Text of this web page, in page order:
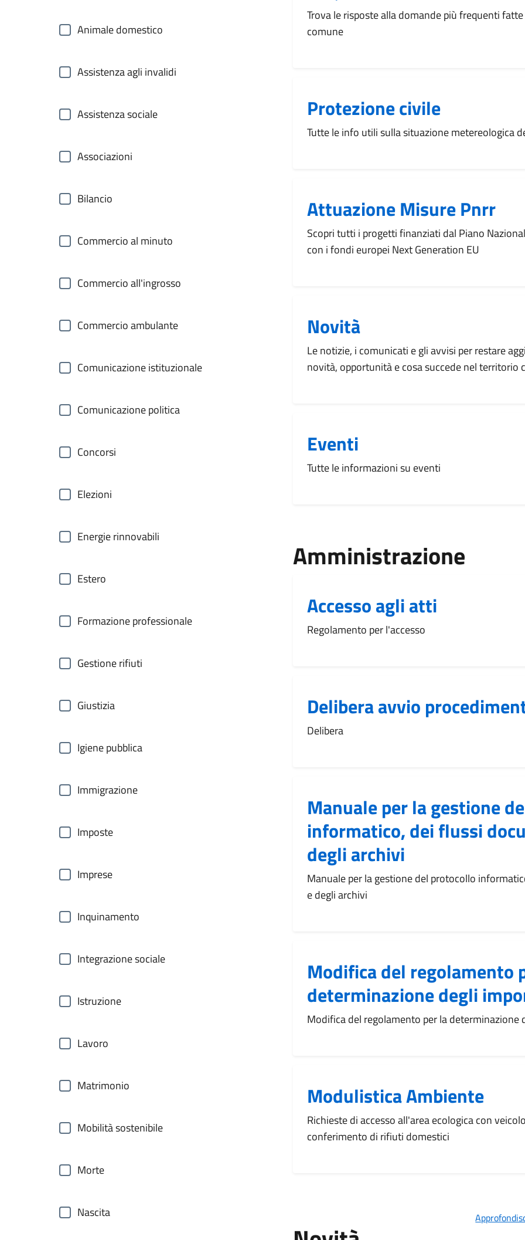
Animale domestico
Assistenza agli invalidi
Assistenza sociale
Associazioni
Bilancio
Commercio al minuto
Commercio all'ingrosso
Commercio ambulante
Comunicazione istituzionale
Comunicazione politica
Concorsi
Elezioni
Energie rinnovabili
Estero
Formazione professionale
Gestione rifiuti
Giustizia
Igiene pubblica
Immigrazione
Imposte
Imprese
Inquinamento
Integrazione sociale
Istruzione
Lavoro
Matrimonio
Mobilità sostenibile
Morte
Nascita
Trova le risposte alla domande più frequenti
comune
Protezione civile
Tutte le info utili sulla situazione metereologica
Attuazione Misure Pnrr
Scopri tutti i progetti finanziati dal Piano
con i fondi europei Next Generation EU
Novità
Le notizie, i comunicati e gli avvisi per restare
novità, opportunità e cosa succede nel territorio
Eventi
Tutte le informazioni su eventi
Amministrazione
Accesso agli atti
Regolamento per l'accesso
Delibera avvio
Delibera
Manuale per la gestione
informatico, dei flussi
degli archivi
Manuale per la gestione del protocollo
e degli archivi
Modifica del regolamento
determinazione degli
Modifica del regolamento per la determinazione
Modulistica Ambiente
Richieste di accesso all'area ecologica con
conferimento di rifiuti domestici